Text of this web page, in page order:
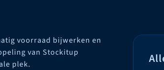
voorraad bijwerken en
van Stockitup
plek.